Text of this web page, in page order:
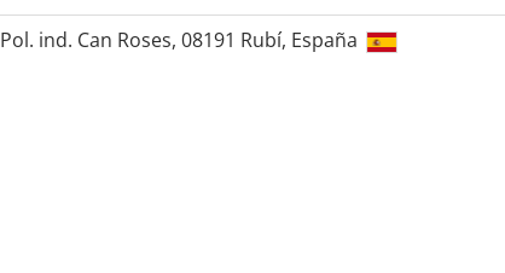
Pol. ind. Can Roses, 08191 Rubí, España